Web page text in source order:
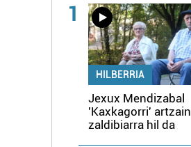
1
HILBERRIA
Jexux Mendizabal
'Kaxkagorri' artzain
zaldibiarra hil da